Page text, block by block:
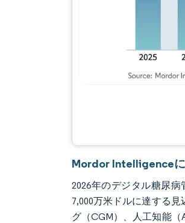
Mordor Intelligence
2026年のデジタル糖尿病
7,000万米ドルに達する
グ（CGM）、人工知能